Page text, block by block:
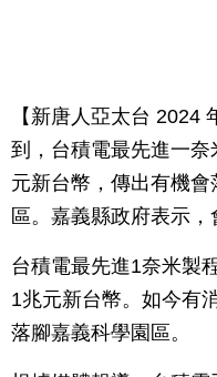
【新唐人亞太台 2024
到，台積電最先進一
元新台幣，傳出有機
區。嘉義縣政府表示，
台積電最先進1奈米製
1兆元新台幣。如今有
落腳嘉義科學園區。